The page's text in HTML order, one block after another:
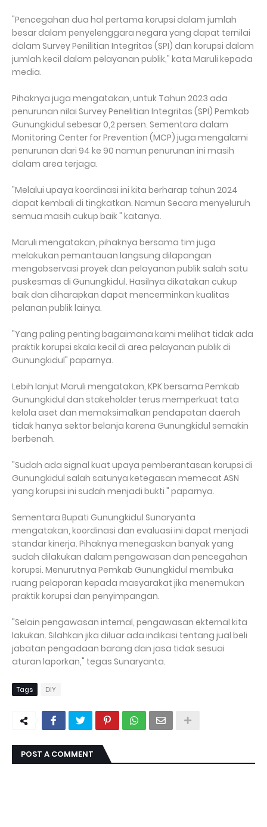
"Pencegahan dua hal pertama korupsi dalam jumlah
besar dalam penyelenggara negara yang dapat ternilai
dalam Survey Penilitian Integritas (SPI) dan korupsi dalam
jumlah kecil dalam pelayanan publik," kata Maruli kepada
media.
Pihaknya juga mengatakan, untuk Tahun 2023 ada
penurunan nilai Survey Penelitian Integritas (SPI) Pemkab
Gunungkidul sebesar 0,2 persen. Sementara dalam
Monitoring Center for Prevention (MCP) juga mengalami
penurunan dari 94 ke 90 namun penurunan ini masih
dalam area terjaga.
"Melalui upaya koordinasi ini kita berharap tahun 2024
dapat kembali di tingkatkan. Namun Secara menyeluruh
semua masih cukup baik " katanya.
Maruli mengatakan, pihaknya bersama tim juga
melakukan pemantauan langsung dilapangan
mengobservasi proyek dan pelayanan publik salah satu
puskesmas di Gunungkidul. Hasilnya dikatakan cukup
baik dan diharapkan dapat mencerminkan kualitas
pelanan publik lainya.
"Yang paling penting bagaimana kami melihat tidak ada
praktik korupsi skala kecil di area pelayanan publik di
Gunungkidul" paparnya.
Lebih lanjut Maruli mengatakan, KPK bersama Pemkab
Gunungkidul dan stakeholder terus memperkuat tata
kelola aset dan memaksimalkan pendapatan daerah
tidak hanya sektor belanja karena Gunungkidul semakin
berbenah.
"Sudah ada signal kuat upaya pemberantasan korupsi di
Gunungkidul salah satunya ketegasan memecat ASN
yang korupsi ini sudah menjadi bukti " paparnya.
Sementara Bupati Gunungkidul Sunaryanta
mengatakan, koordinasi dan evaluasi ini dapat menjadi
standar kinerja. Pihaknya menegaskan banyak yang
sudah dilakukan dalam pengawasan dan pencegahan
korupsi. Menurutnya Pemkab Gunungkidul membuka
ruang pelaporan kepada masyarakat jika menemukan
praktik korupsi dan penyimpangan.
"Selain pengawasan internal, pengawasan ekternal kita
lakukan. Silahkan jika diluar ada indikasi tentang jual beli
jabatan pengadaan barang dan jasa tidak sesuai
aturan laporkan," tegas Sunaryanta.
Tags DIY
POST A COMMENT